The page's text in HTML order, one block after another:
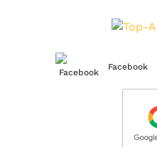
Facebook